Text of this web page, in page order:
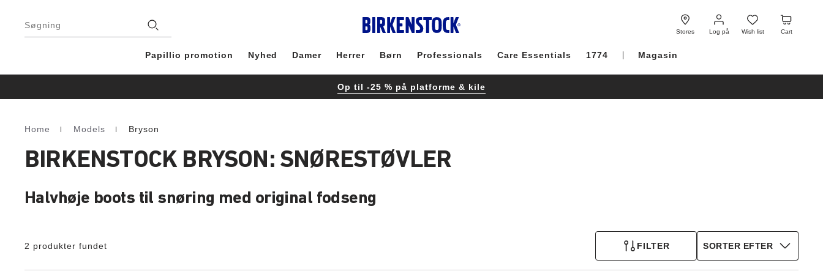
Søgning
Stores Log på
Log
på
Wish list
Wish
list
Cart
Cart
Papillio promotion Nyhed Damer Herrer Børn Professionals Care Essentials 1774 Magasin
Op til -25 % på platforme & kile
Homepage
Home Models Bryson
BIRKENSTOCK BRYSON: SNØRESTØVLER
Halvhøje boots til snøring med original fodseng
2 produkter fundet FILTER SORTER EFTER